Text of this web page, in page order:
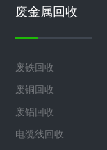
废金属回收
废铁回收
废铜回收
废铝回收
电缆线回收